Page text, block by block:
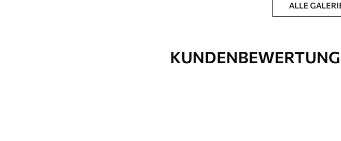
Erhältlich mit Lackbeschichtung und/oder Tapetenkleber.
Nahtlose Anwendung
ALLE